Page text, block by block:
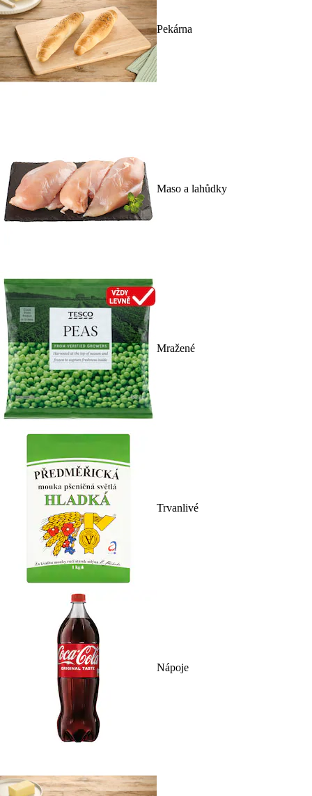
Pekárna
Maso a lahůdky
Mražené
Trvanlivé
Nápoje